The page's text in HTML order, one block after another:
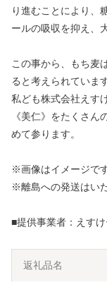
り進むことにより、
ールの吸収を抑え、
この事から、もち麦
ると考えられています
私ども株式会社えす
《美仁》をたくさん
めて参ります。
※画像はイメージです
※離島への発送はい
■提供事業者：えすけ
返礼品名